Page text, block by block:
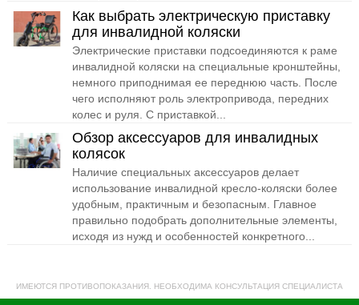
Как выбрать электрическую приставку
для инвалидной коляски
Электрические приставки подсоединяются к раме
инвалидной коляски на специальные кронштейны,
немного приподнимая ее переднюю часть. После
чего исполняют роль электропривода, передних
колес и руля. С приставкой...
Обзор аксессуаров для инвалидных
колясок
Наличие специальных аксессуаров делает
использование инвалидной кресло-коляски более
удобным, практичным и безопасным. Главное
правильно подобрать дополнительные элементы,
исходя из нужд и особенностей конкретного...
ИМЕЮТСЯ ПРОТИВОПОКАЗАНИЯ. НЕОБХОДИМА КОНСУЛЬТАЦИЯ СПЕЦИАЛИСТА